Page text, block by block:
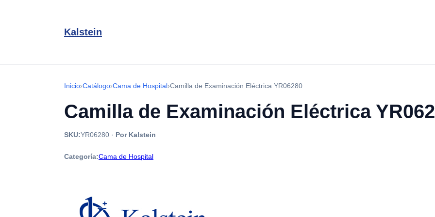
Kalstein
Inicio›Catálogo›Cama de Hospital›Camilla de Examinación Eléctrica YR06280
Camilla de Examinación Eléctrica
SKU:YR06280 · Por Kalstein
Categoría:Cama de Hospital